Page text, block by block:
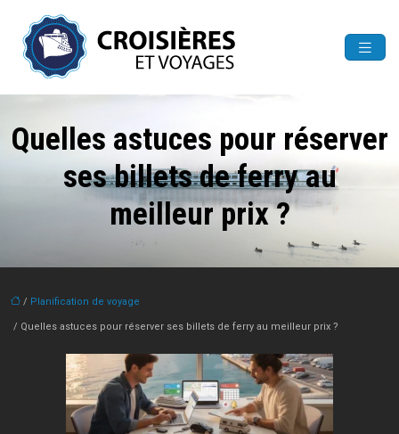
Quelles astuces pour réserver
ses billets de ferry au
meilleur prix ?
/ Planification de voyage
/ Quelles astuces pour réserver ses billets de ferry au meilleur prix ?